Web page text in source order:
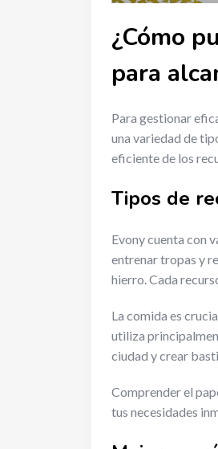
¿Cómo
para
Para gestionar
una variedad de
eficiente de los
Tipos de
Evony cuenta con
entrenar tropas y
hierro. Cada
La comida es
utiliza
ciudad y crear
Comprender el
tus necesidades